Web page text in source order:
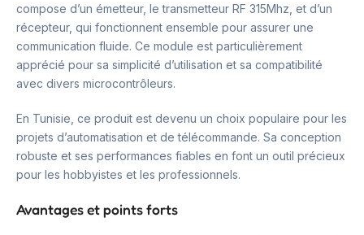
compose d’un émetteur, le transmetteur RF 315Mhz, et d’un
récepteur, qui fonctionnent ensemble pour assurer une
communication fluide. Ce module est particulièrement
apprécié pour sa simplicité d’utilisation et sa compatibilité
avec divers microcontrôleurs.
En Tunisie, ce produit est devenu un choix populaire pour les
projets d’automatisation et de télécommande. Sa conception
robuste et ses performances fiables en font un outil précieux
pour les hobbyistes et les professionnels.
Avantages et points forts